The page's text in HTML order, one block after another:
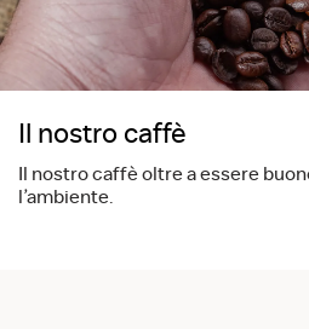
Il nostro caffè
Il nostro caffè oltre a essere
l’ambiente.